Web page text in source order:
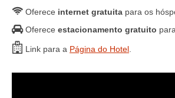
Oferece internet gratuita para os
Oferece estacionamento gratuito
Link para a Página do Hotel.